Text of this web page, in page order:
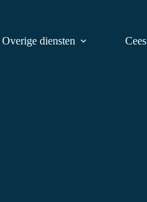
Overige diensten Cees